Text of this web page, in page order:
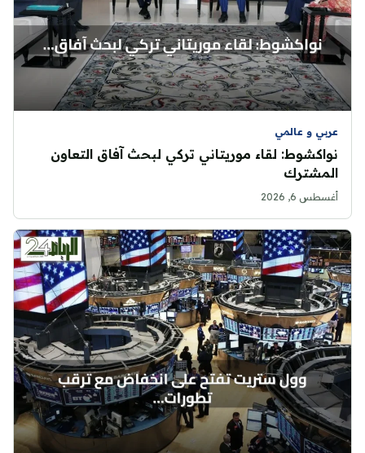
عربي و عالمي
نواكشوط: لقاء موريتاني تركي لبحث آفاق التعاون
المشترك
أغسطس 6, 2026